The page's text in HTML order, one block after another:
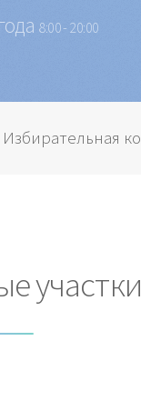
8:00 - 20:00
Избирательная
участки